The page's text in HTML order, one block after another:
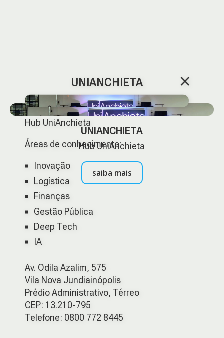
UNIANCHIETA
Hub UniAnchieta
saiba mais
UNIANCHIETA
Hub UniAnchieta
Áreas de conhecimento:
Inovação
Logística
Finanças
Gestão Pública
Deep Tech
IA
Av. Odila Azalim, 575
Vila Nova Jundiainópolis
Prédio Administrativo, Térreo
CEP: 13.210-795
Telefone: 0800 772 8445
×